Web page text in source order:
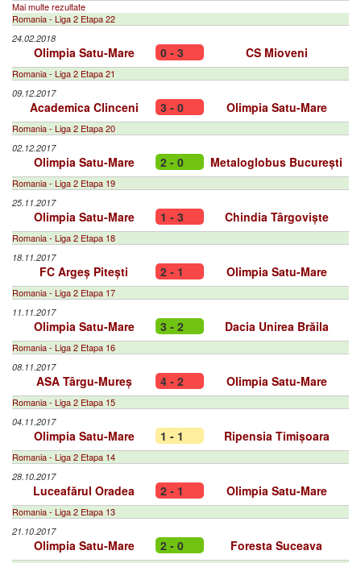
Mai multe rezultate
Romania - Liga 2 Etapa 22
24.02.2018
Olimpia Satu-Mare 0 - 3 CS Mioveni
Romania - Liga 2 Etapa 21
09.12.2017
Academica Clinceni 3 - 0 Olimpia Satu-Mare
Romania - Liga 2 Etapa 20
02.12.2017
Olimpia Satu-Mare 2 - 0 Metaloglobus București
Romania - Liga 2 Etapa 19
25.11.2017
Olimpia Satu-Mare 1 - 3 Chindia Târgoviște
Romania - Liga 2 Etapa 18
18.11.2017
FC Argeș Pitești 2 - 1 Olimpia Satu-Mare
Romania - Liga 2 Etapa 17
11.11.2017
Olimpia Satu-Mare 3 - 2 Dacia Unirea Brăila
Romania - Liga 2 Etapa 16
08.11.2017
ASA Târgu-Mureș 4 - 2 Olimpia Satu-Mare
Romania - Liga 2 Etapa 15
04.11.2017
Olimpia Satu-Mare 1 - 1 Ripensia Timișoara
Romania - Liga 2 Etapa 14
28.10.2017
Luceafărul Oradea 2 - 1 Olimpia Satu-Mare
Romania - Liga 2 Etapa 13
21.10.2017
Olimpia Satu-Mare 2 - 0 Foresta Suceava